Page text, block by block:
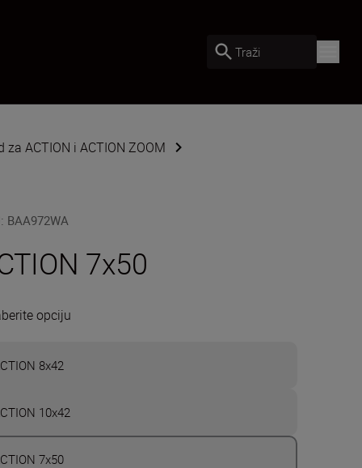
Traži
za ACTION i ACTION ZOOM
: BAA972WA
7x50
opciju
8x42
10x42
7x50